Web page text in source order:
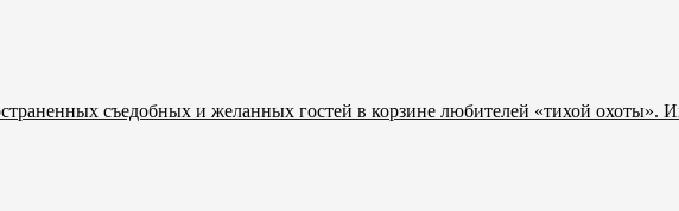
съедобных и желанных гостей в корзине любителей «тихой охоты».